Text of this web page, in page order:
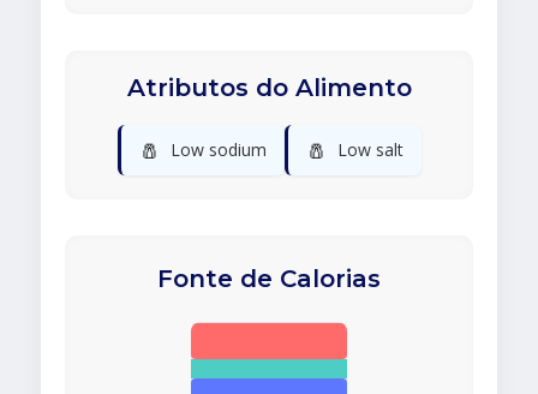
Atributos do Alimento
🧂 Low sodium 🧂 Low salt
Fonte de Calorias